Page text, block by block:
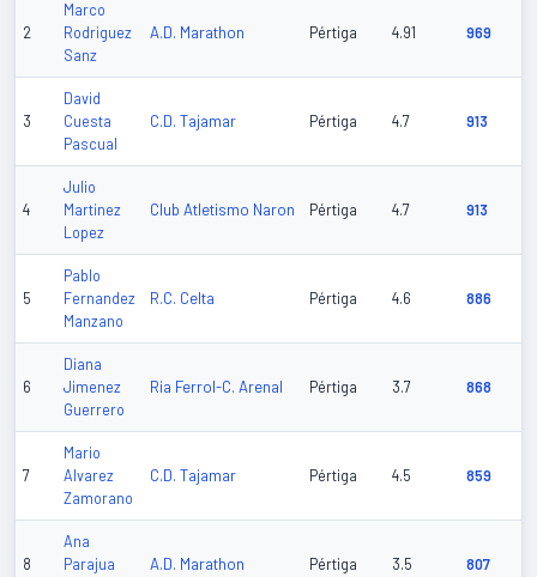
2
Marco
Rodriguez
Sanz
A.D. Marathon Pértiga 4.91 969
3
David
Cuesta
Pascual
C.D. Tajamar Pértiga 4.7 913
4
Julio
Martinez
Lopez
Club Atletismo Naron Pértiga 4.7 913
5
Pablo
Fernandez
Manzano
R.C. Celta Pértiga 4.6 886
6
Diana
Jimenez
Guerrero
Ria Ferrol-C. Arenal Pértiga 3.7 868
7
Mario
Alvarez
Zamorano
C.D. Tajamar Pértiga 4.5 859
8
Ana
Parajua
A.D. Marathon Pértiga 3.5 807